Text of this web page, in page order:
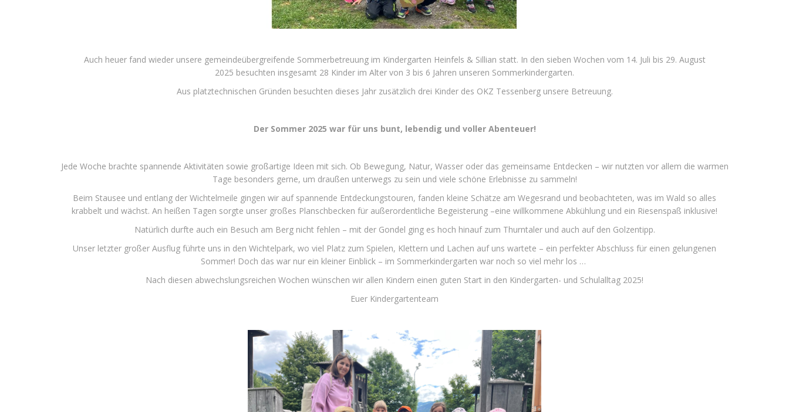
Auch heuer fand wieder unsere gemeindeübergreifende Sommerbetreuung im Kindergarten Heinfels & Sillian statt. In den sieben Wochen vom 14. Juli bis 29. August
2025 besuchten insgesamt 28 Kinder im Alter von 3 bis 6 Jahren unseren Sommerkindergarten.
Aus platztechnischen Gründen besuchten dieses Jahr zusätzlich drei Kinder des OKZ Tessenberg unsere Betreuung.
Der Sommer 2025 war für uns bunt, lebendig und voller Abenteuer!
Jede Woche brachte spannende Aktivitäten sowie großartige Ideen mit sich. Ob Bewegung, Natur, Wasser oder das gemeinsame Entdecken – wir nutzten vor allem die warmen
Tage besonders gerne, um draußen unterwegs zu sein und viele schöne Erlebnisse zu sammeln!
Beim Stausee und entlang der Wichtelmeile gingen wir auf spannende Entdeckungstouren, fanden kleine Schätze am Wegesrand und beobachteten, was im Wald so alles
krabbelt und wächst. An heißen Tagen sorgte unser großes Planschbecken für außerordentliche Begeisterung –eine willkommene Abkühlung und ein Riesenspaß inklusive!
Natürlich durfte auch ein Besuch am Berg nicht fehlen – mit der Gondel ging es hoch hinauf zum Thurntaler und auch auf den Golzentipp.
Unser letzter großer Ausflug führte uns in den Wichtelpark, wo viel Platz zum Spielen, Klettern und Lachen auf uns wartete – ein perfekter Abschluss für einen gelungenen
Sommer! Doch das war nur ein kleiner Einblick – im Sommerkindergarten war noch so viel mehr los …
Nach diesen abwechslungsreichen Wochen wünschen wir allen Kindern einen guten Start in den Kindergarten- und Schulalltag 2025!
Euer Kindergartenteam